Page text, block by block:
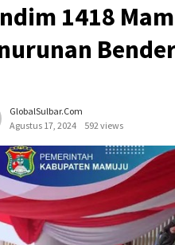
1418
GlobalSulbar.com
Agustus 17, 2024
592 views